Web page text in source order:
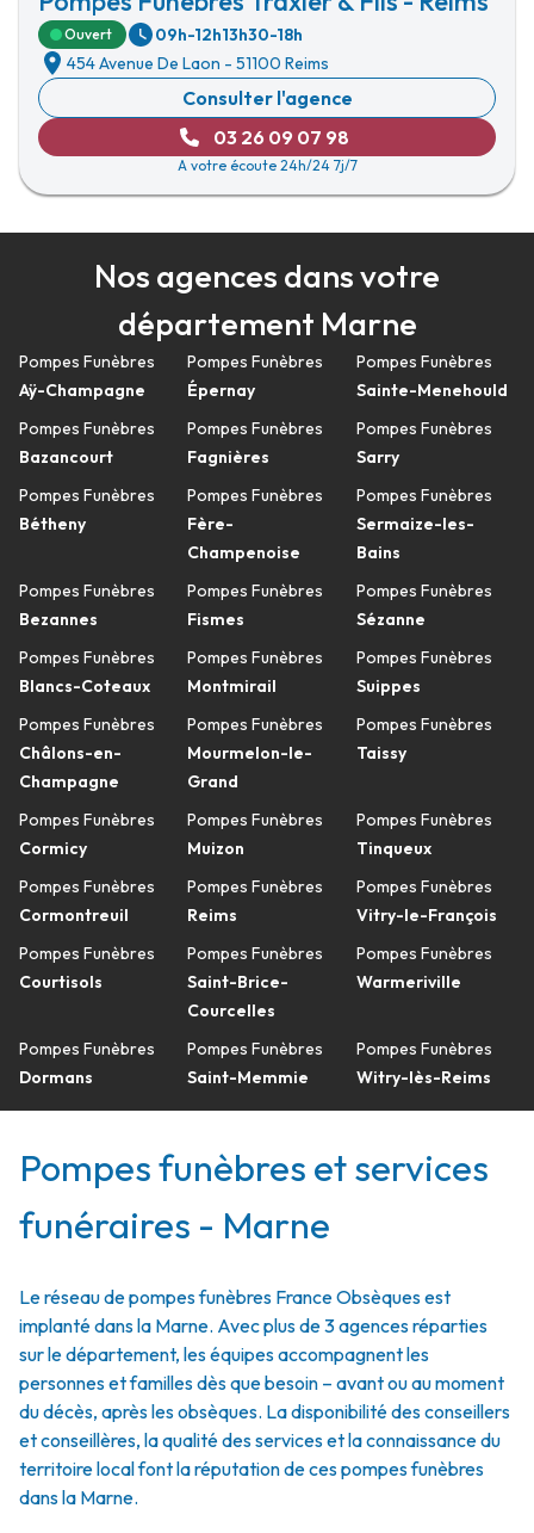
Ouvert 09h-12h13h30-18h
454 Avenue De Laon - 51100 Reims
Consulter l'agence
03 26 09 07 98
A votre écoute 24h/24 7j/7
Nos agences dans votre
département Marne
Pompes Funèbres
Aÿ-Champagne
Pompes Funèbres
Bazancourt
Pompes Funèbres
Bétheny
Pompes Funèbres
Bezannes
Pompes Funèbres
Blancs-Coteaux
Pompes Funèbres
Châlons-en-
Champagne
Pompes Funèbres
Cormicy
Pompes Funèbres
Cormontreuil
Pompes Funèbres
Courtisols
Pompes Funèbres
Dormans
Pompes Funèbres
Épernay
Pompes Funèbres
Fagnières
Pompes Funèbres
Fère-
Champenoise
Pompes Funèbres
Fismes
Pompes Funèbres
Montmirail
Pompes Funèbres
Mourmelon-le-
Grand
Pompes Funèbres
Muizon
Pompes Funèbres
Reims
Pompes Funèbres
Saint-Brice-
Courcelles
Pompes Funèbres
Saint-Memmie
Pompes Funèbres
Sainte-Menehould
Pompes Funèbres
Sarry
Pompes Funèbres
Sermaize-les-
Bains
Pompes Funèbres
Sézanne
Pompes Funèbres
Suippes
Pompes Funèbres
Taissy
Pompes Funèbres
Tinqueux
Pompes Funèbres
Vitry-le-François
Pompes Funèbres
Warmeriville
Pompes Funèbres
Witry-lès-Reims
Pompes funèbres et services
funéraires - Marne
Le réseau de pompes funèbres France Obsèques est
implanté dans la Marne. Avec plus de 3 agences réparties
sur le département, les équipes accompagnent les
personnes et familles dès que besoin – avant ou au moment
du décès, après les obsèques. La disponibilité des conseillers
et conseillères, la qualité des services et la connaissance du
territoire local font la réputation de ces pompes funèbres
dans la Marne.